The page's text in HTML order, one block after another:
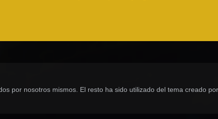
por nosotros mismos. El resto ha sido utilizado del tema creado por